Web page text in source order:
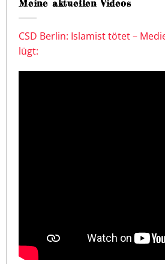
Meine aktuellen Videos
CSD Berlin: Islamist tötet –
lügt: